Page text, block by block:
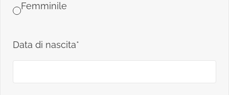
Femminile
Data di nascita*